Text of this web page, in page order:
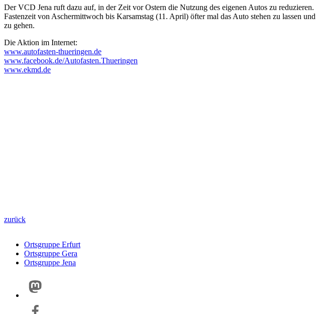
Der VCD Jena ruft dazu auf, in der Zeit vor Ostern die Nutzung des eigenen Autos zu
Fastenzeit von Aschermittwoch bis Karsamstag (11. April) öfter mal das Auto stehen zu lassen
zu gehen.
Die Aktion im Internet:
www.autofasten-thueringen.de
www.facebook.de/Autofasten.Thueringen
www.ekmd.de
zurück
Ortsgruppe Erfurt
Ortsgruppe Gera
Ortsgruppe Jena